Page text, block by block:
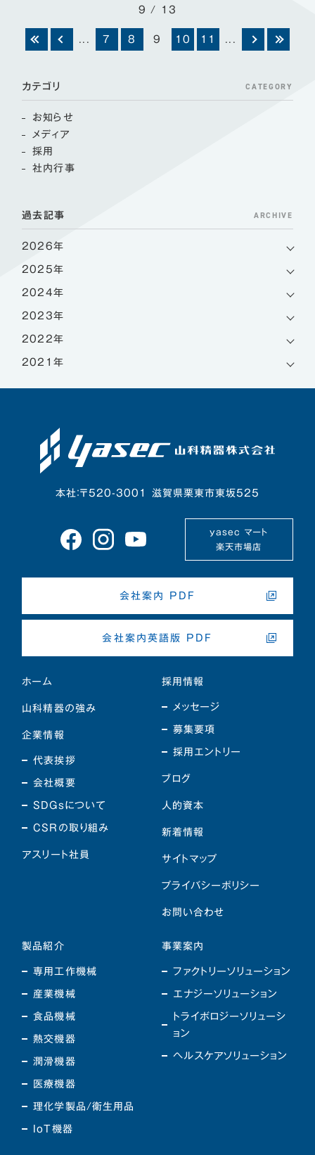
9 / 13
... 7 8 9 10 11 ...
カテゴリ CATEGORY
お知らせ
メディア
採用
社内行事
過去記事 ARCHIVE
2026年
2025年
2024年
2023年
2022年
2021年
本社：〒520-3001 滋賀県栗東市東坂525
yasec マート
楽天市場店
会社案内 PDF
会社案内英語版 PDF
ホーム
山科精器の強み
企業情報
代表挨拶
会社概要
SDGsについて
CSRの取り組み
アスリート社員
事業案内
ファクトリーソリューション
エナジーソリューション
トライボロジーソリューシ
ョン
ヘルスケアソリューション
製品紹介
専用工作機械
産業機械
食品機械
熱交機器
潤滑機器
医療機器
理化学製品/衛生用品
IoT機器
採用情報
メッセージ
募集要項
採用エントリー
ブログ
人的資本
新着情報
サイトマップ
プライバシーポリシー
お問い合わせ